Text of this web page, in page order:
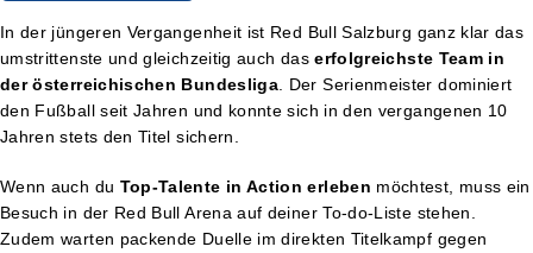
In der jüngeren Vergangenheit ist Red Bull Salzburg ganz klar das
umstrittenste und gleichzeitig auch daserfolgreichste Team in
der österreichischen Bundesliga . Der Serienmeister dominiert
den Fußball seit Jahren und konnte sich in den vergangenen 10
Jahren stets den Titel sichern.
Wenn auch du Top-Talente in Action erleben möchtest, muss ein
Besuch in der Red Bull Arena auf deiner To-do-Liste stehen.
Zudem warten packende Duelle im direkten Titelkampf gegen